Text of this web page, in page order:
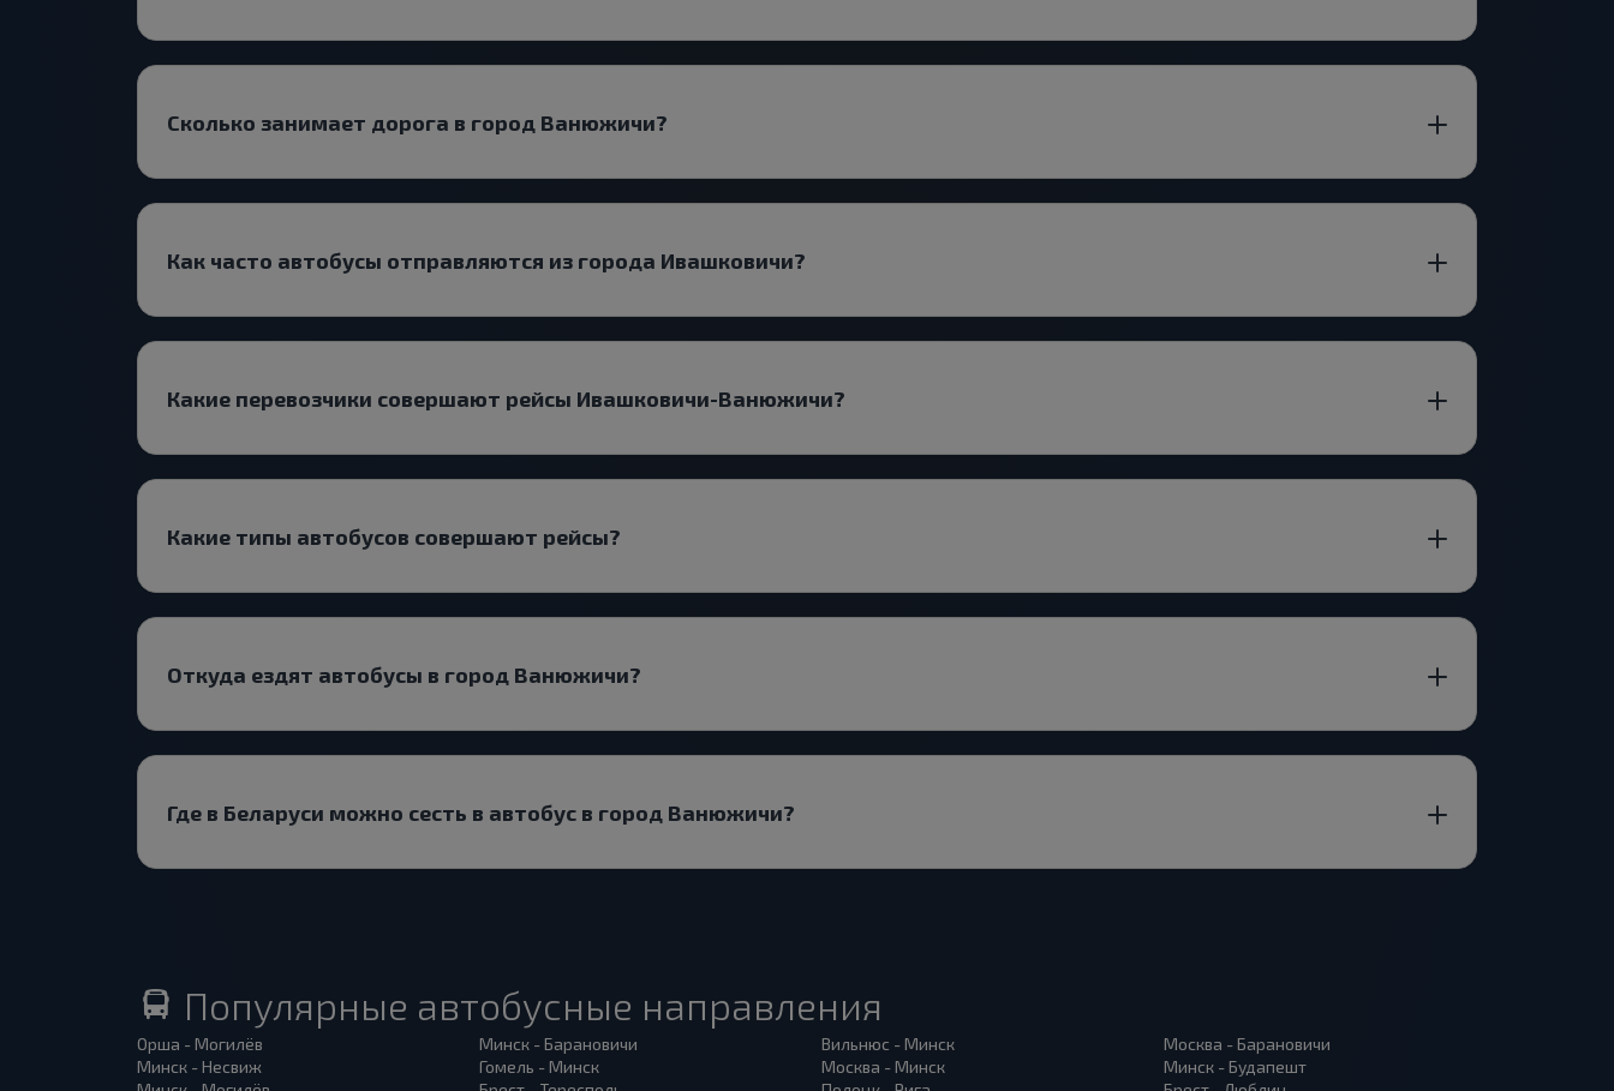
Сколько занимает дорога в город Ванюжичи?
Как часто автобусы отправляются из города Ивашковичи?
Какие перевозчики совершают рейсы Ивашковичи-Ванюжичи?
Какие типы автобусов совершают рейсы?
Откуда ездят автобусы в город Ванюжичи?
Где в Беларуси можно сесть в автобус в город Ванюжичи?
Популярные автобусные направления
Орша - Могилёв
Минск - Несвиж
Минск - Барановичи
Гомель - Минск
Вильнюс - Минск
Москва - Минск
Москва - Барановичи
Минск - Будапешт